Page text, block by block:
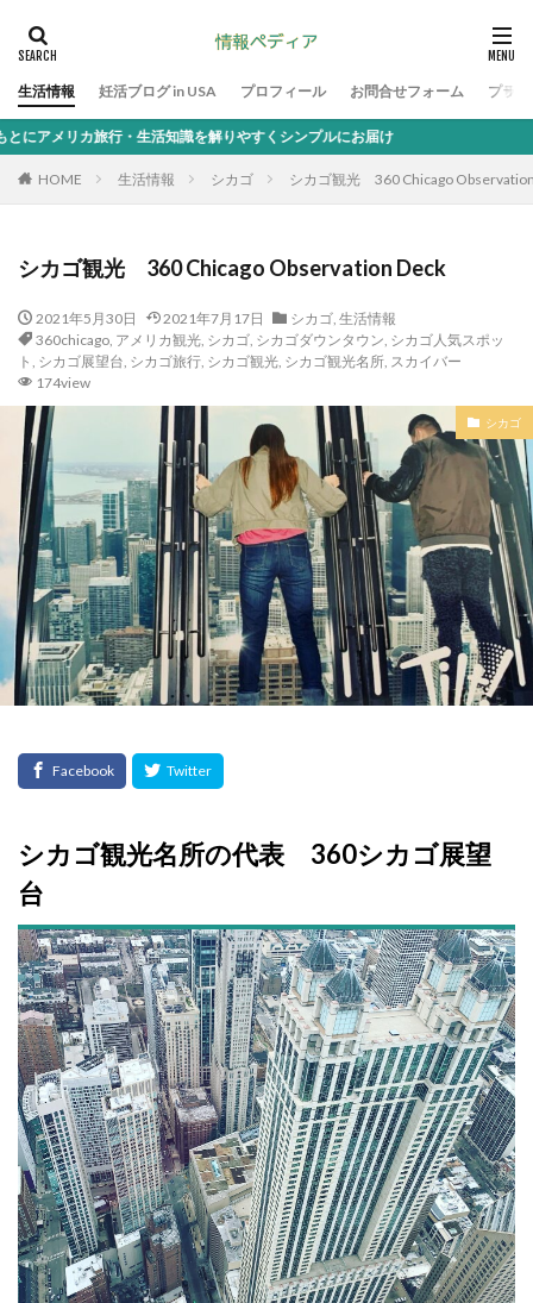
生活情報 妊活ブログ in USA プロフィール お問合せフォーム プラ
活知識を解りやすくシンプルにお届け
HOME 生活情報 シカゴ シカゴ観光 360 Chicago
シカゴ観光 360 Chicago Observation Deck
2021年5月30日 2021年7月17日 シカゴ, 生活情報
360chicago, アメリカ観光, シカゴ, シカゴダウンタウン, シカゴ人気スポッ
ト , シカゴ展望台, シカゴ旅行, シカゴ観光, シカゴ観光名所, スカイバー
174view
シカゴ
シカゴ観光名所の代表 360シカゴ展望
台